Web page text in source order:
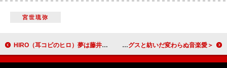
宮世琉弥
HIRO（耳コピのヒロ）夢は藤井風とのコラボ？ TikTokで人気上昇中ピアニストの波乱万丈な人生譚解禁「有名になるまで絶対辞めない」 ＜ライブレポート＞デビュー10周年のマカロニえんぴつ、スタジアムを経てストリングスと紡いだ変わらぬ音楽愛